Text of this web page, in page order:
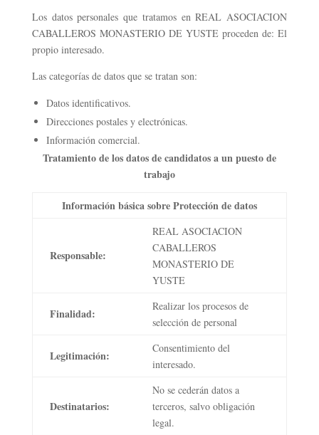
Los datos personales que tratamos en REAL ASOCIACION
CABALLEROS MONASTERIO DE YUSTE proceden de: El
propio interesado.
Las categorías de datos que se tratan son:
Datos identificativos.
Direcciones postales y electrónicas.
Información comercial.
Tratamiento de los datos de candidatos a un puesto de
trabajo
Información básica sobre Protección de datos
Responsable:
REAL ASOCIACION
CABALLEROS
MONASTERIO DE
YUSTE
Finalidad:
Realizar los procesos de
selección de personal
Legitimación:
Consentimiento del
interesado.
Destinatarios:
No se cederán datos a
terceros, salvo obligación
legal.